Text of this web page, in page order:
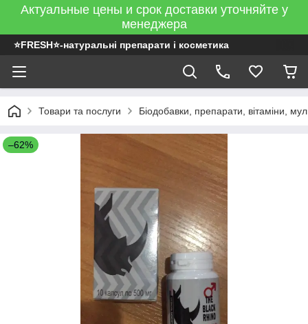
Актуальные цены и срок доставки уточняйте у
менеджера
⭐FRESH⭐-натуральні препарати і косметика
Товари та послуги Біодобавки, препарати, вітаміни,
–62%